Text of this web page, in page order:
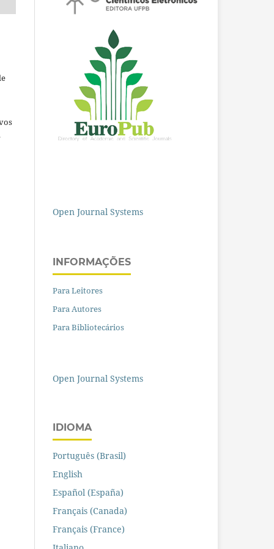
Open Journal Systems
INFORMAÇÕES
Para Leitores
Para Autores
Para Bibliotecários
Open Journal Systems
IDIOMA
Português (Brasil)
English
Español (España)
Français (Canada)
Français (France)